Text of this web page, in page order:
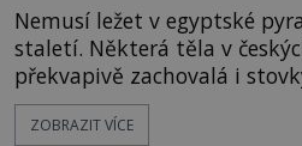
Nemusí ležet v egyptské
staletí. Některá těla v
překvapivě zachovalá i stovky
přitom o žádné tajemné
magii. O jejich osud se
ZOBRAZIT VÍCE